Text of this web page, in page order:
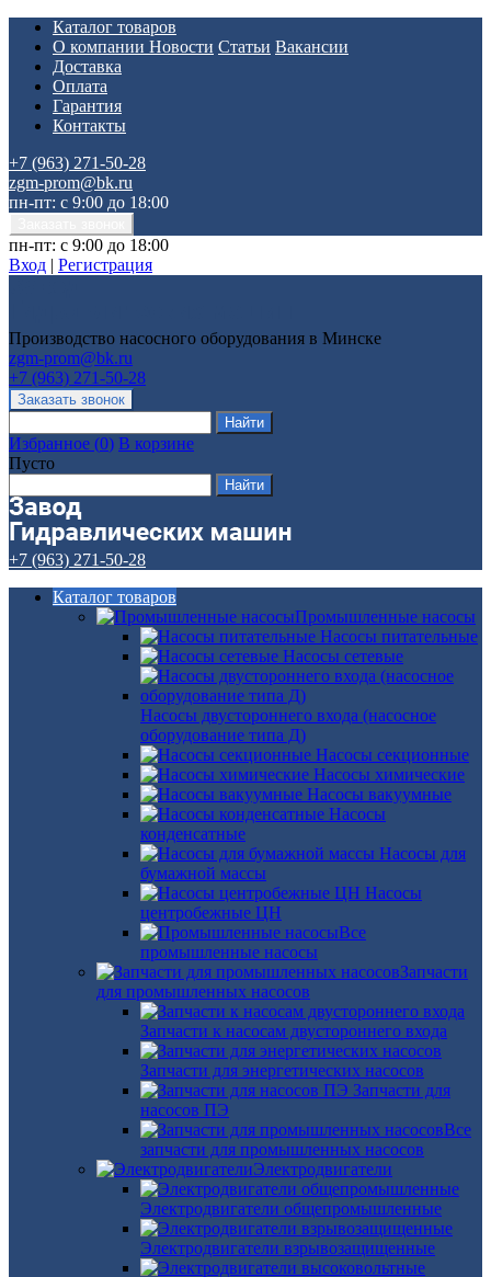
Каталог товаров
О компании Новости Статьи Вакансии
Доставка
Оплата
Гарантия
Контакты
+7 (963) 271-50-28
zgm-prom@bk.ru
пн-пт: с 9:00 до 18:00
пн-пт: с 9:00 до 18:00
Вход | Регистрация
Производство насосного оборудования в Минске
zgm-prom@bk.ru
+7 (963) 271-50-28
Избранное (0) В корзине
Пусто
+7 (963) 271-50-28
Каталог товаров
Промышленные насосы
Насосы питательные
Насосы сетевые
Насосы двустороннего входа (насосное
оборудование типа Д)
Насосы секционные
Насосы химические
Насосы вакуумные
Насосы
конденсатные
Насосы для
бумажной массы
Насосы
центробежные ЦН
Все
промышленные насосы
Запчасти
для промышленных насосов
Запчасти к насосам двустороннего входа
Запчасти для энергетических насосов
Запчасти для
насосов ПЭ
Все
запчасти для промышленных насосов
Электродвигатели
Электродвигатели общепромышленные
Электродвигатели взрывозащищенные